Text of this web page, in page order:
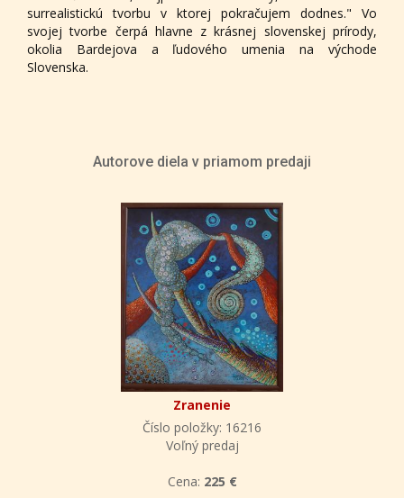
surrealistickú tvorbu v ktorej pokračujem dodnes." Vo
svojej tvorbe čerpá hlavne z krásnej slovenskej prírody,
okolia Bardejova a ľudového umenia na východe
Slovenska.
Autorove diela v priamom predaji
Zranenie
Číslo položky: 16216
Voľný predaj
Cena: 225 €